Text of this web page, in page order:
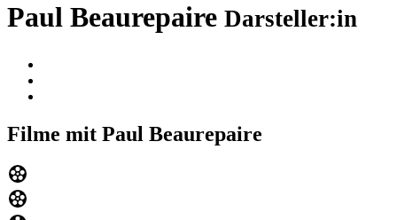
Paul Beaurepaire Darsteller:in
Filme mit Paul Beaurepaire